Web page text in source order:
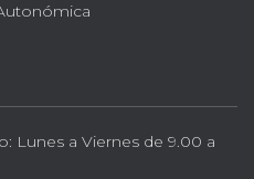
Lunes a Viernes de 9.00 a